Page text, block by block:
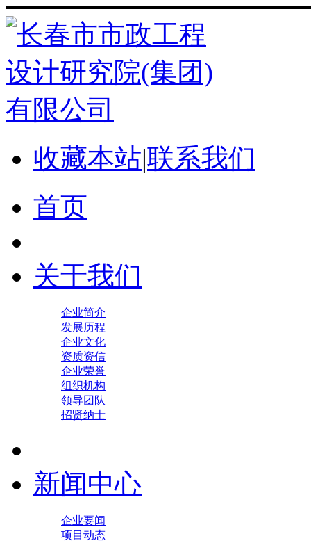
收藏本站|联系我们
首页
关于我们
企业简介
发展历程
企业文化
资质资信
企业荣誉
组织机构
领导团队
招贤纳士
新闻中心
企业要闻
项目动态